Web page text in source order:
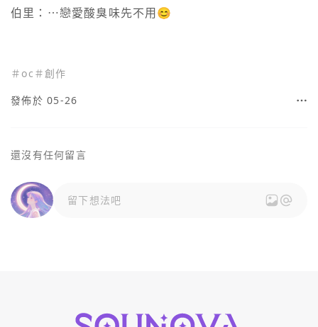
伯里：⋯戀愛酸臭味先不用😊
＃ oc ＃創作
發佈於 05-26
還沒有任何留言
留下想法吧